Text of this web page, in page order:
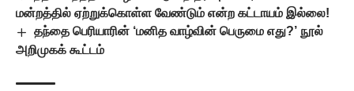
மன்றத்தில் ஏற்றுக்கொள்ள வேண்டும் என்ற கட்டாயம் இல்லை!
தந்தை பெரியாரின் ‘மனித வாழ்வின் பெருமை எது?’ நூல்
அறிமுகக் கூட்டம்